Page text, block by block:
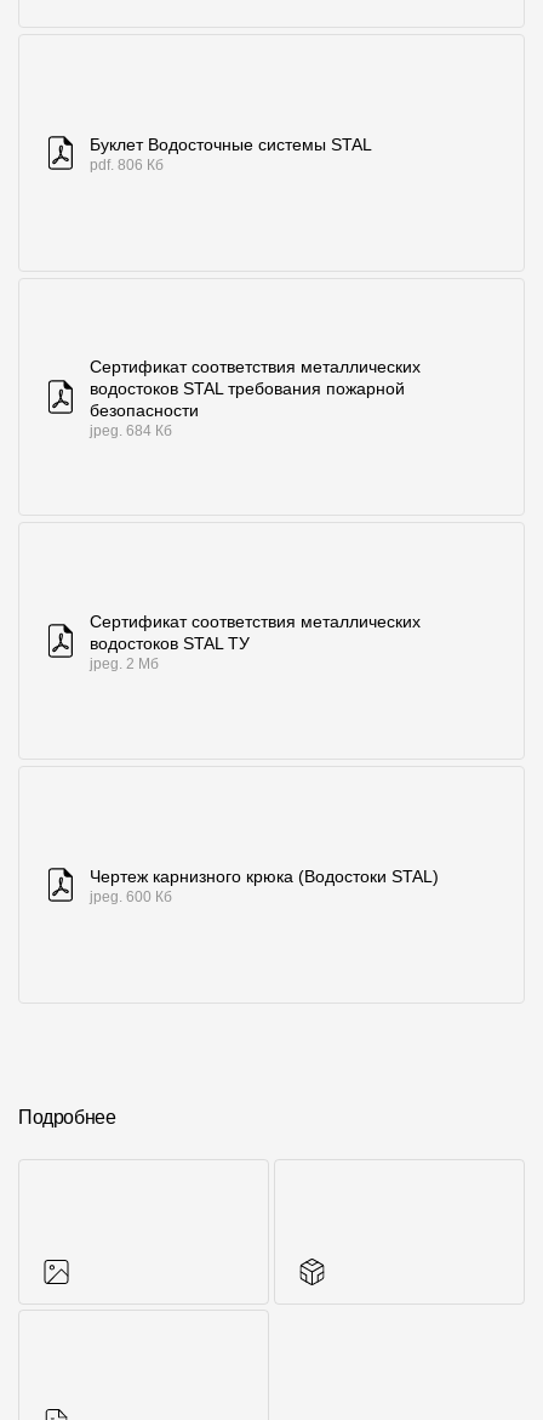
Буклет Водосточные системы STAL
pdf. 806 Кб
Сертификат соответствия металлических
водостоков STAL требования пожарной
безопасности
jpeg. 684 Кб
Сертификат соответствия металлических
водостоков STAL ТУ
jpeg. 2 Мб
Чертеж карнизного крюка (Водостоки STAL)
jpeg. 600 Кб
Подробнее